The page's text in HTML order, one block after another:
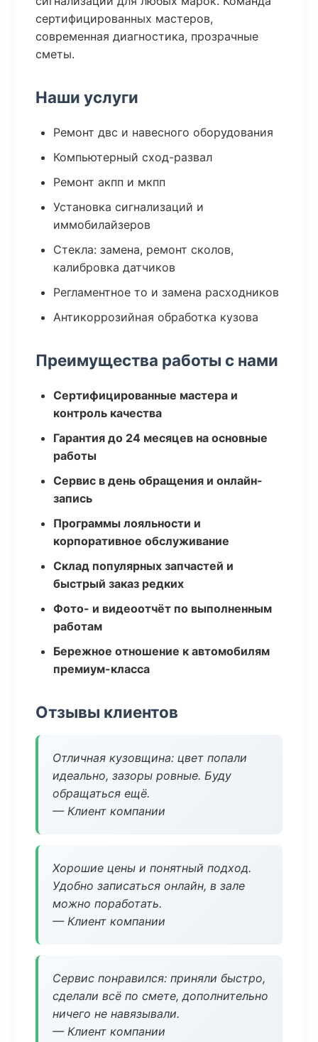
сертифицированных мастеров,
современная диагностика, прозрачные
сметы.
Наши услуги
Ремонт двс и навесного оборудования
Компьютерный сход-развал
Ремонт акпп и мкпп
Установка сигнализаций и
иммобилайзеров
Стекла: замена, ремонт сколов,
калибровка датчиков
Регламентное то и замена расходников
Антикоррозийная обработка кузова
Преимущества работы с нами
Сертифицированные мастера и
контроль качества
Гарантия до 24 месяцев на основные
работы
Сервис в день обращения и онлайн-
запись
Программы лояльности и
корпоративное обслуживание
Склад популярных запчастей и
быстрый заказ редких
Фото- и видеоотчёт по выполненным
работам
Бережное отношение к автомобилям
премиум-класса
Отзывы клиентов
Отличная кузовщина: цвет попали
идеально, зазоры ровные. Буду
обращаться ещё.
— Клиент компании
Хорошие цены и понятный подход.
Удобно записаться онлайн, в зале
можно поработать.
— Клиент компании
Сервис понравился: приняли быстро,
сделали всё по смете, дополнительно
ничего не навязывали.
— Клиент компании